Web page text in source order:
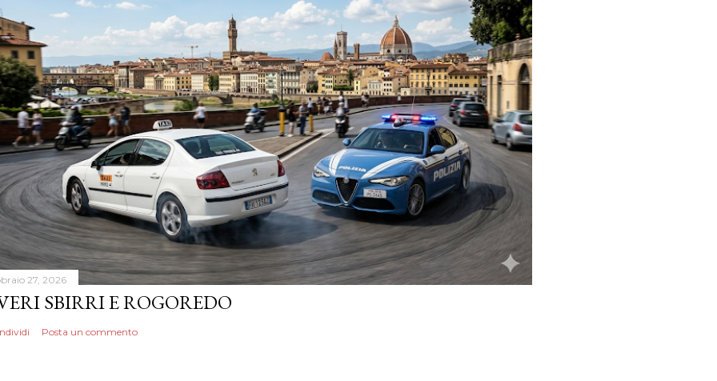
27, 2026
SBIRRI E ROGOREDO
Posta un commento